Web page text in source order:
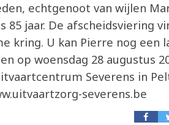
echtgenoot van wijlen
85 jaar. De afscheidsviering
kring. U kan Pierre nog een
op woensdag 28 augustus
Severens in
severens.be